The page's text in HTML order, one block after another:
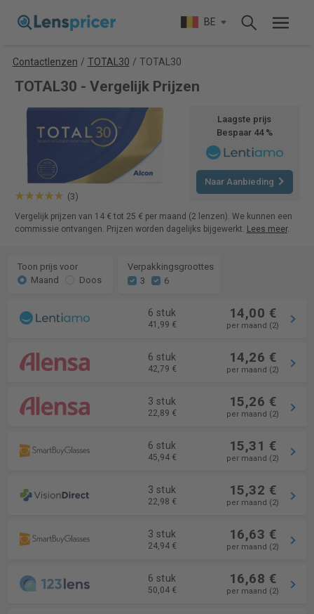
BE
Contactlenzen / TOTAL30 / TOTAL30
TOTAL30 - Vergelijk Prijzen
(3)
Laagste prijs
Bespaar 44 %
Naar Aanbieding
Vergelijk prijzen van 14 € tot 25 € per maand (2 lenzen). We kunnen een
commissie ontvangen. Prijzen worden dagelijks bijgewerkt. Lees meer.
Toon prijs voor
Maand
Doos
Verpakkingsgroottes
3
6
6 stuk
41,99 €
14,00 €
per maand (2)
6 stuk
42,79 €
14,26 €
per maand (2)
3 stuk
22,89 €
15,26 €
per maand (2)
6 stuk
45,94 €
15,31 €
per maand (2)
3 stuk
22,98 €
15,32 €
per maand (2)
3 stuk
24,94 €
16,63 €
per maand (2)
6 stuk
50,04 €
16,68 €
per maand (2)